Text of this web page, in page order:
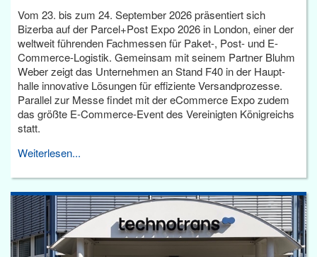
Vom 23. bis zum 24. September 2026 präsentiert sich
Bizerba auf der Parcel+Post Expo 2026 in London, einer der
weltweit führenden Fachmessen für Paket-, Post- und E-
Commerce-Logistik. Gemeinsam mit seinem Partner Bluhm
Weber zeigt das Unternehmen an Stand F40 in der Haupt­
halle innovative Lösungen für effiziente Versandprozesse.
Parallel zur Messe findet mit der eCommerce Expo zudem
das größte E-Commerce-Event des Vereinigten Königreichs
statt.
Weiterlesen...